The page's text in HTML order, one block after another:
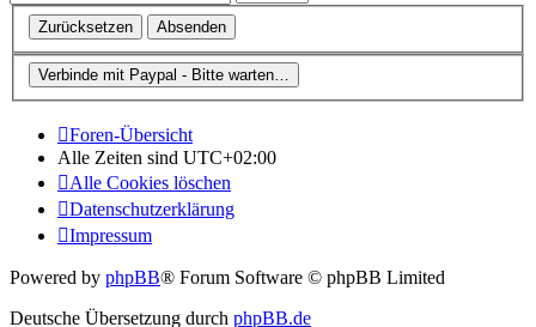
Foren-Übersicht
Alle Zeiten sind UTC+02:00
Alle Cookies löschen
Datenschutzerklärung
Impressum
Powered by phpBB® Forum Software © phpBB Limited
Deutsche Übersetzung durch phpBB.de